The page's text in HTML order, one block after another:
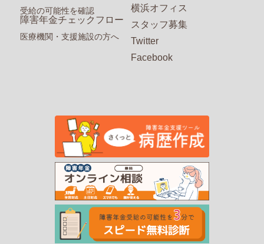
受給の可能性を確認
障害年金チェックフロー
医療機関・支援施設の方へ
横浜オフィス
スタッフ募集
Twitter
Facebook